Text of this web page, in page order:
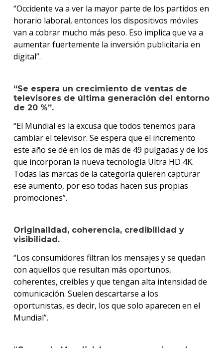
“Occidente va a ver la mayor parte de los partidos en
horario laboral, entonces los dispositivos móviles
van a cobrar mucho más peso. Eso implica que va a
aumentar fuertemente la inversión publicitaria en
digital”.
“Se espera un crecimiento de ventas de
televisores de última generación del entorno
de 20 %”.
“El Mundial es la excusa que todos tenemos para
cambiar el televisor. Se espera que el incremento
este año se dé en los de más de 49 pulgadas y de los
que incorporan la nueva tecnología Ultra HD 4K.
Todas las marcas de la categoría quieren capturar
ese aumento, por eso todas hacen sus propias
promociones”.
Originalidad, coherencia, credibilidad y
visibilidad.
“Los consumidores filtran los mensajes y se quedan
con aquellos que resultan más oportunos,
coherentes, creíbles y que tengan alta intensidad de
comunicación. Suelen descartarse a los
oportunistas, es decir, los que solo aparecen en el
Mundial”.